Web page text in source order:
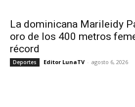
La dominicana Marileidy
oro de los 400 metros
récord
Deportes Editor LunaTV - agosto 6, 2026